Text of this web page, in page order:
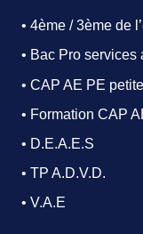
• 4ème / 3ème de
• Bac Pro services
• CAP AE PE
• Formation CAP
• D.E.A.E.S
• TP A.D.V.D.
• V.A.E